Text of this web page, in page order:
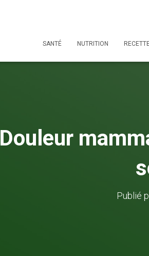
SANTÉ NUTRITION
Douleur
Publié